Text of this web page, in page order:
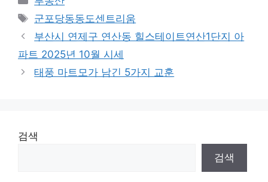
Tags
군포당동동도센트리움
부산시 연제구 연산동 힐스테이트연산1단지 아
파트 2025년 10월 시세
태풍 마트모가 남긴 5가지 교훈
검색
검색